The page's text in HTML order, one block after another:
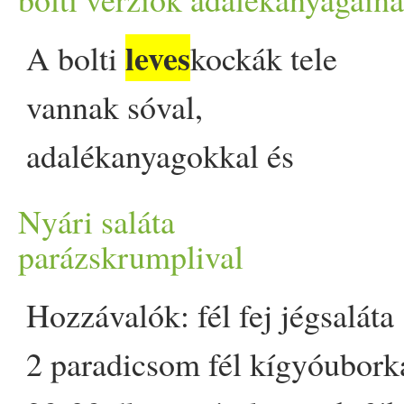
mediterrán
post Hűsítő desszertek
válogathatsz appeared first
A bolti leveskockák tele
vannak sóval,
adalékanyagokkal és
tartósítószerekkel - holott
házilag egészségesebb,
ízekben szintén bővelkedő
változat készíthető.
Nyári saláta
parázskrumplival
Hozzávalók: fél fej jégsaláta
2 paradicsom fél